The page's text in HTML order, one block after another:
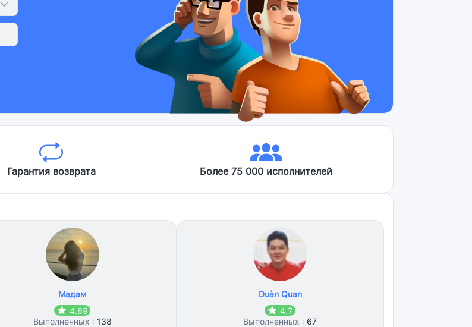
Гарантия возврата Более 75 000 исполнителей
Мадам
4.69
Выполненных : 138
Duàn Quan
4.7
Выполненных : 67